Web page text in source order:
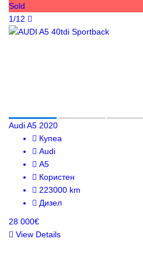
Sold
1/12
Audi A5 2020
Купеа
Audi
A5
Користен
223000 km
Дизел
28 000€
View Details